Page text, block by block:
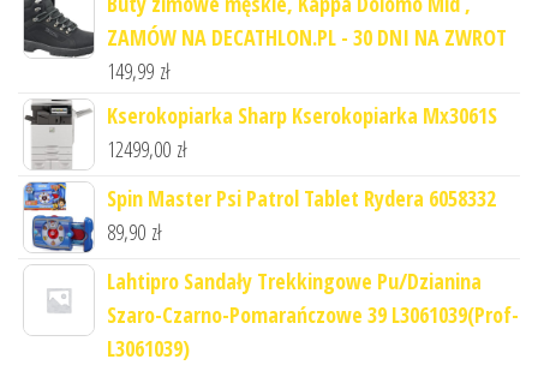
ZAMÓW NA DECATHLON.PL - 30 DNI NA ZWROT
149,99 zł
Kserokopiarka Sharp Kserokopiarka Mx3061S
12499,00 zł
Spin Master Psi Patrol Tablet Rydera 6058332
89,90 zł
Lahtipro Sandały Trekkingowe Pu/Dzianina
Szaro-Czarno-Pomarańczowe 39 L3061039(Prof-
L3061039)